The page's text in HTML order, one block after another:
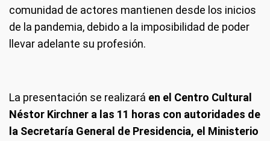
comunidad de actores mantienen desde los inicios
de la pandemia, debido a la imposibilidad de poder
llevar adelante su profesión.
La presentación se realizará en el Centro Cultural
Néstor Kirchner a las 11 horas con autoridades de
la Secretaría General de Presidencia, el Ministerio